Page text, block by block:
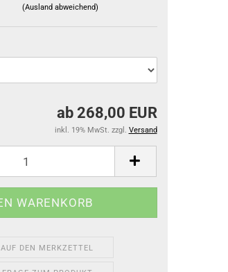
(Ausland abweichend)
ab 268,00 EUR
inkl. 19% MwSt. zzgl. Versand
AUF DEN MERKZETTEL